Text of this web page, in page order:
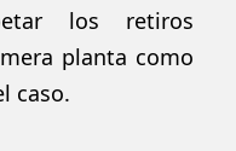
los retiros
planta como
caso.